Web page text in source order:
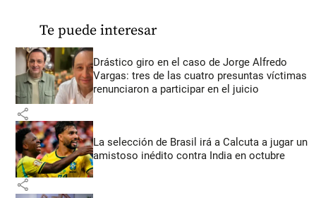
Te puede interesar
Drástico giro en el caso de Jorge Alfredo
Vargas: tres de las cuatro presuntas víctimas
renunciaron a participar en el juicio
share
La selección de Brasil irá a Calcuta a jugar un
amistoso inédito contra India en octubre
share